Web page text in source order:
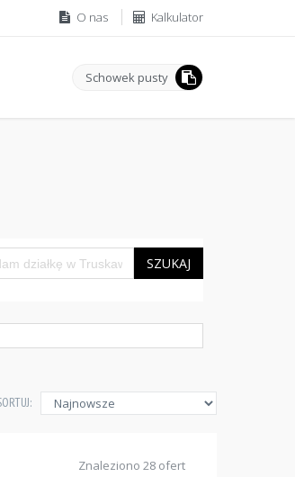
O nas Kalkulator
Schowek pusty
SZUKAJ
Znaleziono 28 ofert